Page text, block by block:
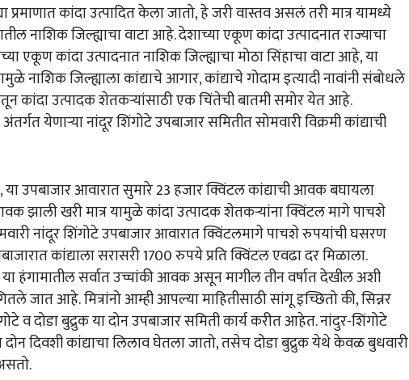
प्रमाणात कांदा उत्पादित केला जातो, हे जरी वास्तव असलं तरी मात्र यामध्ये
नाशिक जिल्ह्याचा वाटा आहे. देशाच्या एकूण कांदा उत्पादनात राज्याचा
एकूण कांदा उत्पादनात नाशिक जिल्ह्याचा मोठा सिंहाचा वाटा आहे, या
नाशिक जिल्ह्याला कांद्याचे आगार, कांद्याचे गोदाम इत्यादी नावांनी संबोधले
कांदा उत्पादक शेतकऱ्यांसाठी एक चिंतेची बातमी समोर येत आहे.
येणाऱ्या नांदूर शिंगोटे उपबाजार समितीत सोमवारी विक्रमी कांद्याची
या उपबाजार आवारात सुमारे 23 हजार क्विंटल कांद्याची आवक बघायला
आवक झाली खरी मात्र यामुळे कांदा उत्पादक शेतकऱ्यांना क्विंटल मागे पाचशे
नांदूर शिंगोटे उपबाजार आवारात क्विंटलमागे पाचशे रुपयांची घसरण
कांद्याला सरासरी 1700 रुपये प्रति क्विंटल एवढा दर मिळाला.
हंगामातील सर्वात उच्चांकी आवक असून मागील तीन वर्षात देखील अशी
जात आहे.मित्रांनो आम्ही आपल्या माहितीसाठी सांगू इच्छितो की, सिन्नर
व दोडा बुद्रुक या दोन उपबाजार समिती कार्य करीत आहेत. नांदुर-शिंगोटे
दोन दिवशी कांद्याचा लिलाव घेतला जातो, तसेच दोडा बुद्रुक येथे केवळ बुधवारी